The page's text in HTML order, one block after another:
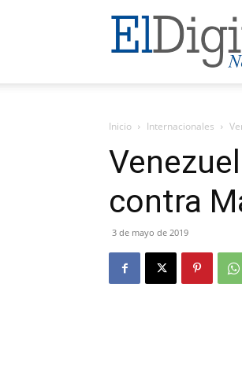
El
Digital
Neuquen
Inicio Internacionales
contra
3 de mayo de 2019